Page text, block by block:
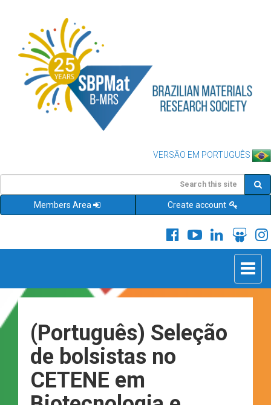
VERSÃO EM PORTUGUÊS
Members Area Create account
Toggle
(Português) Seleção
de bolsistas no
CETENE em